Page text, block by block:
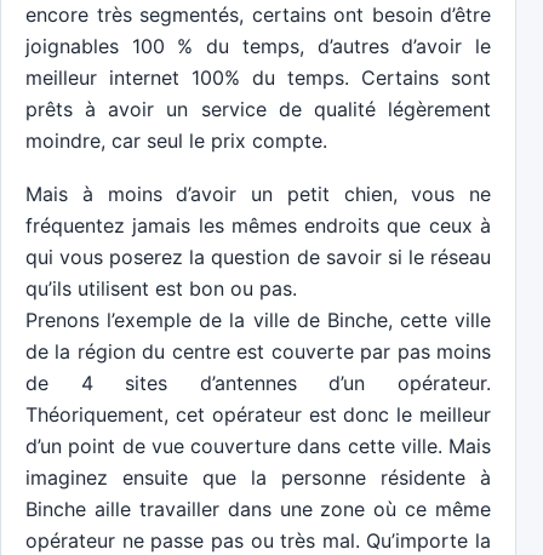
encore très segmentés, certains ont besoin d’être
joignables 100 % du temps, d’autres d’avoir le
meilleur internet 100% du temps. Certains sont
prêts à avoir un service de qualité légèrement
moindre, car seul le prix compte.
Mais à moins d’avoir un petit chien, vous ne
fréquentez jamais les mêmes endroits que ceux à
qui vous poserez la question de savoir si le réseau
qu’ils utilisent est bon ou pas.
Prenons l’exemple de la ville de Binche, cette ville
de la région du centre est couverte par pas moins
de 4 sites d’antennes d’un opérateur.
Théoriquement, cet opérateur est donc le meilleur
d’un point de vue couverture dans cette ville. Mais
imaginez ensuite que la personne résidente à
Binche aille travailler dans une zone où ce même
opérateur ne passe pas ou très mal. Qu’importe la